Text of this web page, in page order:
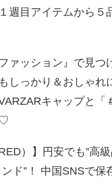
週目アイテムから５
ァッション』で見つ
しっかり＆おしゃれ
キャップと「
）】円安でも”高級
ンド”！ 中国SNSで保